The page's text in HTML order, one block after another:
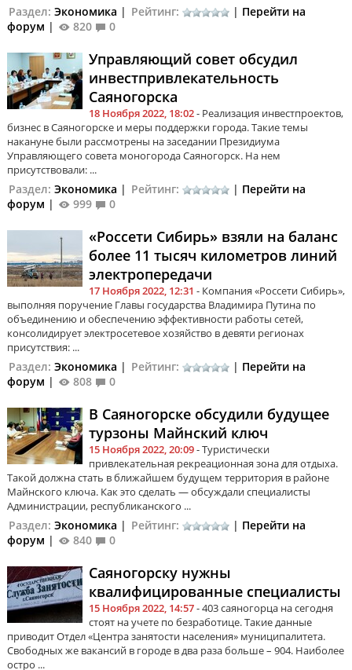
Раздел: Экономика | Рейтинг: | Перейти на
форум | 820 0
Управляющий совет обсудил
инвестпривлекательность
Саяногорска
18 Ноября 2022, 18:02- Реализация инвестпроектов,
бизнес в Саяногорске и меры поддержки города. Такие темы
накануне были рассмотрены на заседании Президиума
Управляющего совета моногорода Саяногорск. На нем
присутствовали: ...
Раздел: Экономика | Рейтинг: | Перейти на
форум | 999 0
«Россети Сибирь» взяли на баланс
более 11 тысяч километров линий
электропередачи
17 Ноября 2022, 12:31 - Компания «Россети Сибирь»,
выполняя поручение Главы государства Владимира Путина по
объединению и обеспечению эффективности работы сетей,
консолидирует электросетевое хозяйство в девяти регионах
присутствия: ...
Раздел: Экономика | Рейтинг: | Перейти на
форум | 808 0
В Саяногорске обсудили будущее
турзоны Майнский ключ
15 Ноября 2022, 20:09- Туристически
привлекательная рекреационная зона для отдыха.
Такой должна стать в ближайшем будущем территория в районе
Майнского ключа. Как это сделать — обсуждали специалисты
Администрации, республиканского ...
Раздел: Экономика | Рейтинг: | Перейти на
форум | 840 0
Саяногорску нужны
квалифицированные специалисты
15 Ноября 2022, 14:57- 403 саяногорца на сегодня
стоят на учете по безработице. Такие данные
приводит Отдел «Центра занятости населения» муниципалитета.
Свободных же вакансий в городе в два раза больше – 904. Наиболее
остро ...